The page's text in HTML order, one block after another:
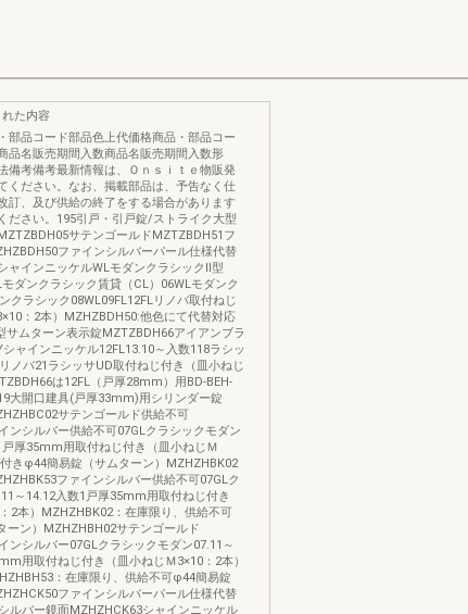
た内容
部品コード部品色上代価格商品・部品コー
品名販売期間入数商品名販売期間入数形
備考備考最新情報は、Ｏｎｓｉｔｅ物販発
ください。なお、掲載部品は、予告なく仕
訂、及び供給の終了をする場合があります
ださい。195引戸・引戸錠/ストライク大型
サテンゴールドMZTZBDH51フ
ファインシルバーパール仕様代替
ャインニッケルWLモダンクラシックⅡ型
ダンクラシック賃貸（CL）06WLモダンク
クラシック08WL09FL12FLリノバ取付ねじ
：2本）MZHZBDH50:他色にて代替対応
サムターン表示錠MZTZBDH66アイアンブラ
シャインニッケル12FL13.10～入数118ラシッ
ノバ21ラシッサUD取付ねじ付き（皿小ねじ
は12FL（戸厚28mm）用BD-BEH-
大開口建具(戸厚33mm)用シリンダー錠
サテンゴールド供給不可
ンシルバー供給不可07GLクラシックモダン
厚35mm用取付ねじ付き（皿小ねじＭ
きφ44簡易錠（サムターン）MZHZHBK02
ファインシルバー供給不可07GLク
～14.12入数1戸厚35mm用取付ねじ付き
：2本）MZHZHBK02：在庫限り、供給不可
ーン）MZHZHBH02サテンゴールド
ンシルバー07GLクラシックモダン07.11～
用取付ねじ付き（皿小ねじＭ3×10：2本）
：在庫限り、供給不可φ44簡易錠
ファインシルバーパール仕様代替
ルバー鏡面MZHZHCK63シャインニッケル